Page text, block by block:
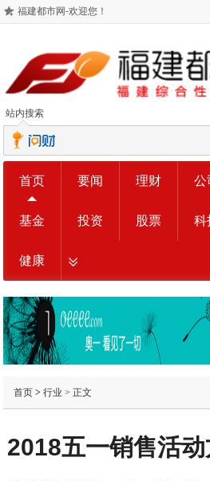
福建都市网-欢迎您！
站内搜索
首页 要闻 理财 公
基金 投资 股票 科
健康
首页> 行业 > 正文
2018五一销售活